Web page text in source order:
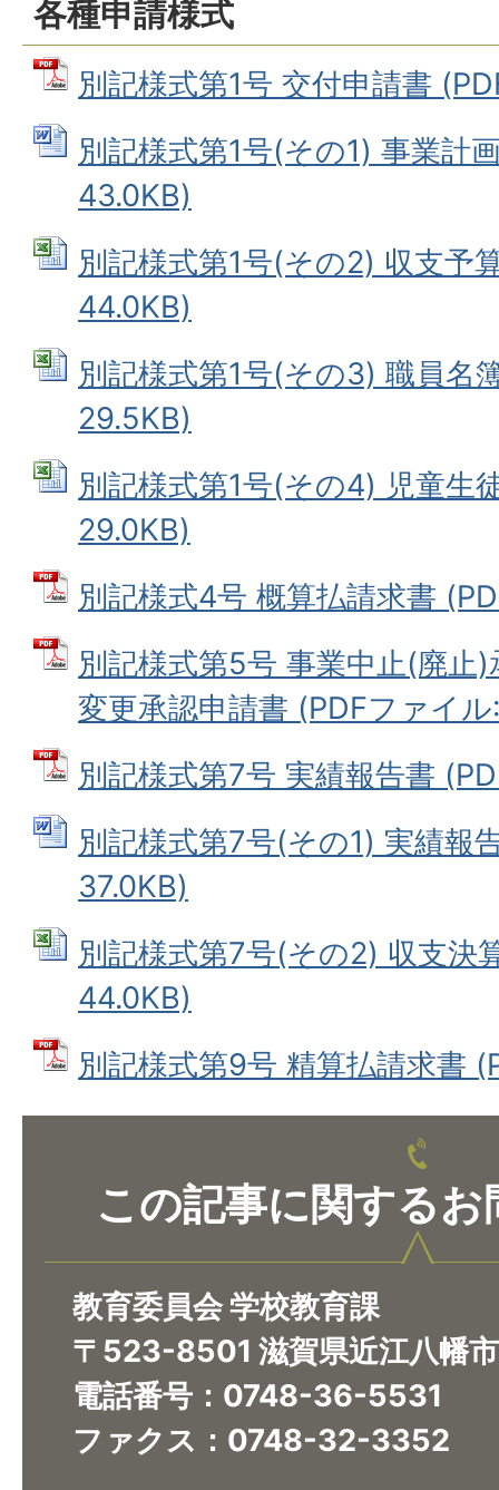
各種申請様式
別記様式第1号 交付申請書
別記様式第1号(その1) 事業計
43.0KB)
別記様式第1号(その2) 収支予
44.0KB)
別記様式第1号(その3) 職員名
29.5KB)
別記様式第1号(その4) 児童生
29.0KB)
別記様式4号 概算払請求書
別記様式第5号 事業中止(廃止
変更承認申請書 (PDFファイ
別記様式第7号 実績報告書
別記様式第7号(その1) 実績報
37.0KB)
別記様式第7号(その2) 収支決
44.0KB)
別記様式第9号 精算払請求書
この記事に関するお
教育委員会 学校教育課
〒523-8501 滋賀県近江八幡
電話番号：0748-36-5531
ファクス：0748-32-3352